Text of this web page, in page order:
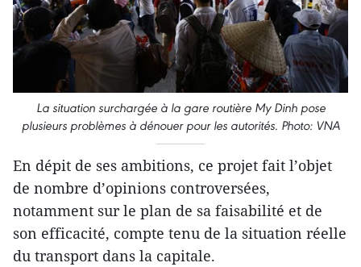
La situation surchargée à la gare routière My Dinh pose
plusieurs problèmes à dénouer pour les autorités. Photo: VNA
En dépit de ses ambitions, ce projet fait l’objet
de nombre d’opinions controversées,
notamment sur le plan de sa faisabilité et de
son efficacité, compte tenu de la situation réelle
du transport dans la capitale.